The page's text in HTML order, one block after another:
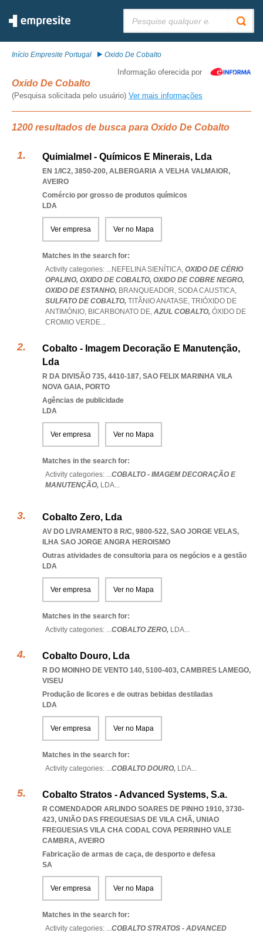
Início Empresite Portugal Oxido De Cobalto
Informação oferecida por
Oxido De Cobalto
(Pesquisa solicitada pelo usuário) Ver mais informações
1200 resultados de busca para Oxido De Cobalto
Quimialmel - Químicos E Minerais, Lda
EN 1/IC2, 3850-200, ALBERGARIA A VELHA VALMAIOR,
AVEIRO
Comércio por grosso de produtos químicos
LDA
Ver empresa Ver no Mapa
Matches in the search for:
Activity categories: ...NEFELINA SIENÍTICA, OXIDO DE CÉRIO
OPALINO, OXIDO DE COBALTO, OXIDO DE COBRE NEGRO,
OXIDO DE ESTANHO, BRANQUEADOR, SODA CAUSTICA,
SULFATO DE COBALTO, TITÂNIO ANATASE, TRIÓXIDO DE
ANTIMÓNIO, BICARBONATO DE, AZUL COBALTO, ÓXIDO DE
CROMIO VERDE...
Cobalto - Imagem Decoração E Manutenção,
Lda
R DA DIVISÃO 735, 4410-187, SAO FELIX MARINHA VILA
NOVA GAIA, PORTO
Agências de publicidade
LDA
Ver empresa Ver no Mapa
Matches in the search for:
Activity categories: ...COBALTO - IMAGEM DECORAÇÃO E
MANUTENÇÃO, LDA...
Cobalto Zero, Lda
AV DO LIVRAMENTO 8 R/C, 9800-522, SAO JORGE VELAS,
ILHA SAO JORGE ANGRA HEROISMO
Outras atividades de consultoria para os negócios e a gestão
LDA
Ver empresa Ver no Mapa
Matches in the search for:
Activity categories: ...COBALTO ZERO, LDA...
Cobalto Douro, Lda
R DO MOINHO DE VENTO 140, 5100-403, CAMBRES LAMEGO,
VISEU
Produção de licores e de outras bebidas destiladas
LDA
Ver empresa Ver no Mapa
Matches in the search for:
Activity categories: ...COBALTO DOURO, LDA...
Cobalto Stratos - Advanced Systems, S.a.
R COMENDADOR ARLINDO SOARES DE PINHO 1910, 3730-
423, UNIÃO DAS FREGUESIAS DE VILA CHÃ, UNIAO
FREGUESIAS VILA CHA CODAL COVA PERRINHO VALE
CAMBRA, AVEIRO
Fabricação de armas de caça, de desporto e defesa
SA
Ver empresa Ver no Mapa
Matches in the search for:
Activity categories: ...COBALTO STRATOS - ADVANCED